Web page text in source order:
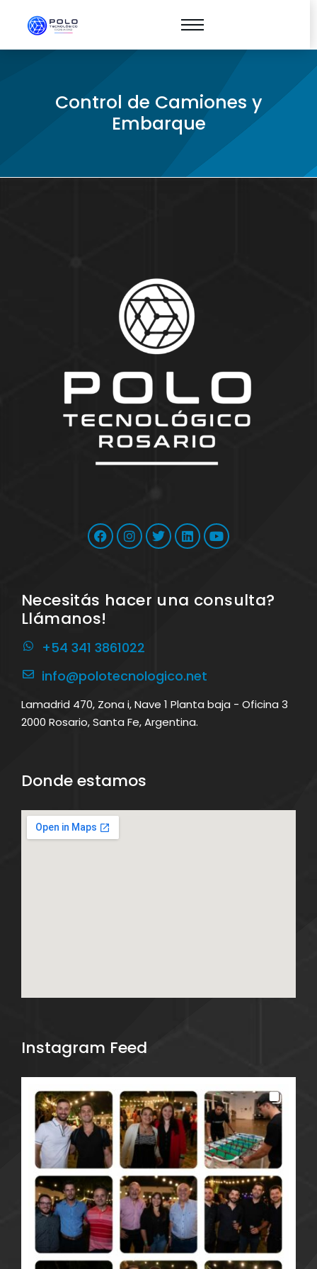
Control de Camiones y
Embarque
Necesitás hacer una consulta?
Llámanos!
+54 341 3861022
info@polotecnologico.net
Lamadrid 470, Zona i, Nave 1 Planta baja - Oficina 3
2000 Rosario, Santa Fe, Argentina.
Donde estamos
Instagram Feed